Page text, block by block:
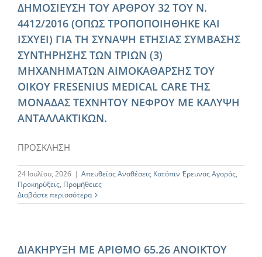
ΔΗΜΟΣΙΕΥΣΗ ΤΟΥ ΑΡΘΡΟΥ 32 ΤΟΥ Ν.
4412/2016 (ΟΠΩΣ ΤΡΟΠΟΠΟΙΗΘΗΚΕ ΚΑΙ
ΙΣΧΥΕΙ) ΓΙΑ ΤΗ ΣΥΝΑΨΗ ΕΤΗΣΙΑΣ ΣΥΜΒΑΣΗΣ
ΣΥΝΤΗΡΗΣΗΣ ΤΩΝ ΤΡΙΩΝ (3)
ΜΗΧΑΝΗΜΑΤΩΝ ΑΙΜΟΚΑΘΑΡΣΗΣ ΤΟΥ
ΟΙΚΟΥ FRESENIUS MEDICAL CARE ΤΗΣ
ΜΟΝΑΔΑΣ ΤΕΧΝΗΤΟΥ ΝΕΦΡΟΥ ΜΕ ΚΑΛΥΨΗ
ΑΝΤΑΛΛΑΚΤΙΚΩΝ.
ΠΡΟΣΚΛΗΣΗ
24 Ιουλίου, 2026 | Απευθείας Αναθέσεις Κατόπιν Έρευνας Αγοράς,
Προκηρύξεις, Προμήθειες
Διαβάστε περισσότερα
ΔΙΑΚΗΡΥΞΗ ΜΕ ΑΡΙΘΜΟ 65.26 ΑΝΟΙΚΤΟΥ